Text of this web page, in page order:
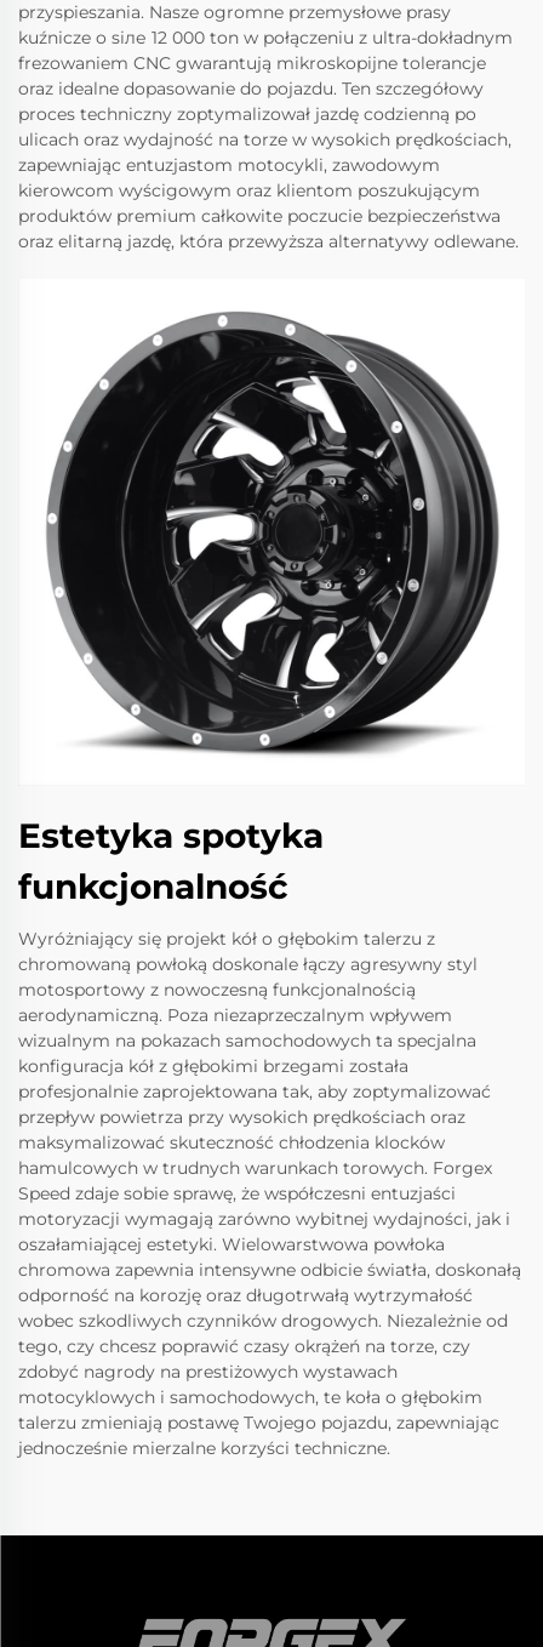
przyspieszania. Nasze ogromne przemysłowe prasy
kuźnicze o siле 12 000 ton w połączeniu z ultra-dokładnym
frezowaniem CNC gwarantują mikroskopijne tolerancje
oraz idealne dopasowanie do pojazdu. Ten szczegółowy
proces techniczny zoptymalizował jazdę codzienną po
ulicach oraz wydajność na torze w wysokich prędkościach,
zapewniając entuzjastom motocykli, zawodowym
kierowcom wyścigowym oraz klientom poszukującym
produktów premium całkowite poczucie bezpieczeństwa
oraz elitarną jazdę, która przewyższa alternatywy odlewane.
Estetyka spotyka
funkcjonalność
Wyróżniający się projekt kół o głębokim talerzu z
chromowaną powłoką doskonale łączy agresywny styl
motosportowy z nowoczesną funkcjonalnością
aerodynamiczną. Poza niezaprzeczalnym wpływem
wizualnym na pokazach samochodowych ta specjalna
konfiguracja kół z głębokimi brzegami została
profesjonalnie zaprojektowana tak, aby zoptymalizować
przepływ powietrza przy wysokich prędkościach oraz
maksymalizować skuteczność chłodzenia klocków
hamulcowych w trudnych warunkach torowych. Forgex
Speed zdaje sobie sprawę, że współczesni entuzjaści
motoryzacji wymagają zarówno wybitnej wydajności, jak i
oszałamiającej estetyki. Wielowarstwowa powłoka
chromowa zapewnia intensywne odbicie światła, doskonałą
odporność na korozję oraz długotrwałą wytrzymałość
wobec szkodliwych czynników drogowych. Niezależnie od
tego, czy chcesz poprawić czasy okrążeń na torze, czy
zdobyć nagrody na prestiżowych wystawach
motocyklowych i samochodowych, te koła o głębokim
talerzu zmieniają postawę Twojego pojazdu, zapewniając
jednocześnie mierzalne korzyści techniczne.